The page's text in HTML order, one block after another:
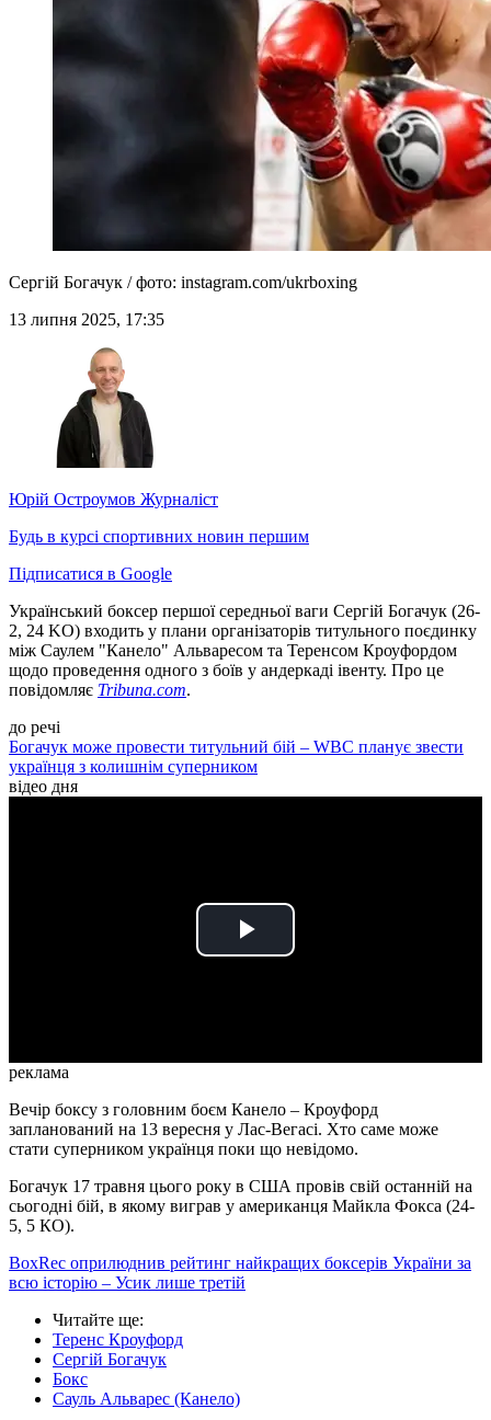
Сергій Богачук / фото: instagram.com/ukrboxing
13 липня 2025, 17:35
Юрій Остроумов Журналіст
Будь в курсі спортивних новин першим
Підписатися в Google
Український боксер першої середньої ваги Сергій Богачук (26-
2, 24 KO) входить у плани організаторів титульного поєдинку
між Саулем "Канело" Альваресом та Теренсом Кроуфордом
щодо проведення одного з боїв у андеркаді івенту. Про це
повідомляє Tribuna.com.
до речі
Богачук може провести титульний бій – WBC планує звести
українця з колишнім суперником
відео дня
Play
реклама
Вечір боксу з головним боєм Канело – Кроуфорд
запланований на 13 вересня у Лас-Вегасі. Хто саме може
стати суперником українця поки що невідомо.
Богачук 17 травня цього року в США провів свій останній на
сьогодні бій, в якому виграв у американця Майкла Фокса (24-
5, 5 КО).
BoxRec оприлюднив рейтинг найкращих боксерів України за
всю історію – Усик лише третій
Читайте ще:
Теренс Кроуфорд
Сергій Богачук
Бокс
Сауль Альварес (Канело)